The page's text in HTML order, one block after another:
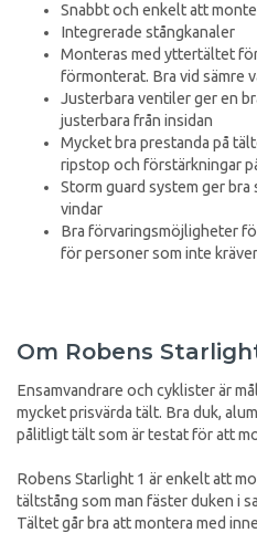
Snabbt och enkelt att
Integrerade stångkanaler
Monteras med yttertältet
förmonterat. Bra vid sämre
Justerbara ventiler ger en
justerbara från insidan
Mycket bra prestanda på
ripstop och förstärkningar
Storm guard system ger
vindar
Bra förvaringsmöjligheter
för personer som inte
Om Robens
Ensamvandrare och cyklister är
mycket prisvärda tält. Bra duk,
pålitligt tält som är testat för att
Robens Starlight 1 är enkelt att
tältstång som man fäster duken i
Tältet går bra att montera med